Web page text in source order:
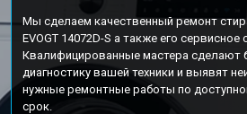
Мы сделаем качественный ремонт
EVOGT 14072D-S а также его сервисное
Квалифицированные мастера сделают
диагностику вашей техники и выявят
нужные ремонтные работы по
срок.